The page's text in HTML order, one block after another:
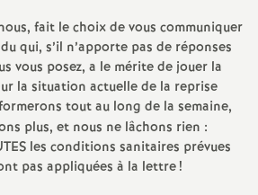
fait le choix de vous communiquer
qui, s’il n’apporte pas de réponses
vous posez, a le mérite de jouer la
la situation actuelle de la reprise
tout au long de la semaine,
plus, et nous ne lâchons rien :
les conditions sanitaires prévues
pas appliquées à la lettre!